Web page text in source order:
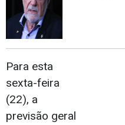
Para esta
sexta-feira
(22), a
previsão geral